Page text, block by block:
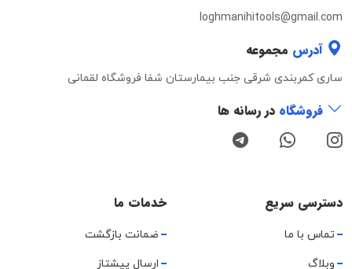
loghmanihitools@gmail.com
آدرس مجموعه
ساری کمربندی شرقی جنب بیمارستان شفا فروشگاه لقمانی
فروشگاه در رسانه ها
دسترسی سریع
تماس با ما
وبلاگ
خدمات ما
ضمانت بازگشت
ارسال پیشتاز